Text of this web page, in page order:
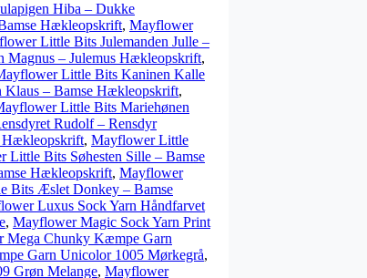
Hiba – Dukke
Hækleopskrift, Mayflower
Little Bits Julemanden Julle –
Magnus – Julemus Hækleopskrift,
Little Bits Kaninen Kalle
– Bamse Hækleopskrift,
Little Bits Mariehønen
Rudolf – Rensdyr
, Mayflower Little
Little Bits Søhesten Sille – Bamse
Hækleopskrift, Mayflower
Bits Æslet Donkey – Bamse
Luxus Sock Yarn Håndfarvet
, Mayflower Magic Sock Yarn Print
Mega Chunky Kæmpe Garn
Garn Unicolor 1005 Mørkegrå,
Grøn Melange, Mayflower